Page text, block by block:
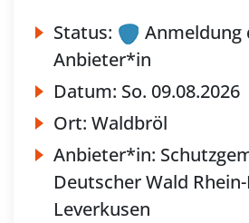
Status:
Anmeldung
Anbieter*in
Datum: So. 09.08.2026
Ort: Waldbröl
Anbieter*in:
Deutscher Wald
Leverkusen